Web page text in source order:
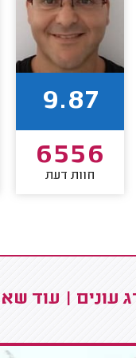
9.87
6556
חוות דעת
עונים | עוד